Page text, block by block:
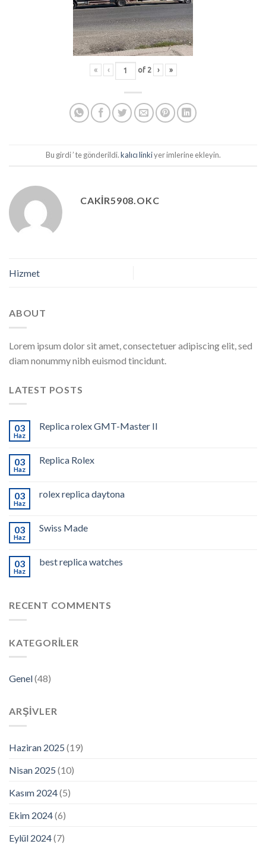
« ‹ of 2 › »
Bu girdi ’ te gönderildi.kalıcı linkiyer imlerine ekleyin.
CAKIR5908.OKC
Hizmet
ABOUT
Lorem ipsum dolor sit amet, consectetuer adipiscing elit, sed
diam nonummy nibh euismod tincidunt.
LATEST POSTS
03
Haz
Replica rolex GMT-Master II
03
Haz
Replica Rolex
03
Haz
rolex replica daytona
03
Haz
Swiss Made
03
Haz
best replica watches
RECENT COMMENTS
KATEGORILER
Genel(48)
ARŞIVLER
Haziran 2025 (19)
Nisan 2025 (10)
Kasım 2024(5)
Ekim 2024(6)
Eylül 2024(7)